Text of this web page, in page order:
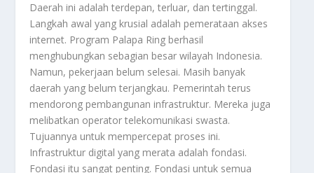
Daerah ini adalah terdepan, terluar, dan tertinggal.
Langkah awal yang krusial adalah pemerataan akses
internet. Program Palapa Ring berhasil
menghubungkan sebagian besar wilayah Indonesia.
Namun, pekerjaan belum selesai. Masih banyak
daerah yang belum terjangkau. Pemerintah terus
mendorong pembangunan infrastruktur. Mereka juga
melibatkan operator telekomunikasi swasta.
Tujuannya untuk mempercepat proses ini.
Infrastruktur digital yang merata adalah fondasi.
Fondasi itu sangat penting. Fondasi untuk semua